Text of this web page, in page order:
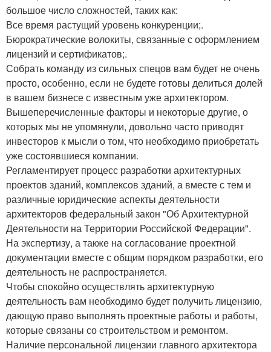
большое число сложностей, таких как:
Все время растущий уровень конкуренции;.
Бюрократические волокиты, связанные с оформлением
лицензий и сертификатов;.
Собрать команду из сильных спецов вам будет не очень
просто, особенно, если не будете готовы делиться долей
в вашем бизнесе с известным уже архитектором.
Вышеперечисленные факторы и некоторые другие, о
которых мы не упомянули, довольно часто приводят
инвесторов к мысли о том, что необходимо приобретать
уже состоявшиеся компании.
Регламентирует процесс разработки архитектурных
проектов зданий, комплексов зданий, а вместе с тем и
различные юридические аспекты деятельности
архитекторов федеральный закон "Об Архитектурной
Деятельности на Территории Российской Федерации".
На экспертизу, а также на согласование проектной
документации вместе с общим порядком разработки, его
деятельность не распространяется.
Чтобы спокойно осуществлять архитектурную
деятельность вам необходимо будет получить лицензию,
дающую право выполнять проектные работы и работы,
которые связаны со строительством и ремонтом.
Наличие персональной лицензии главного архитектора